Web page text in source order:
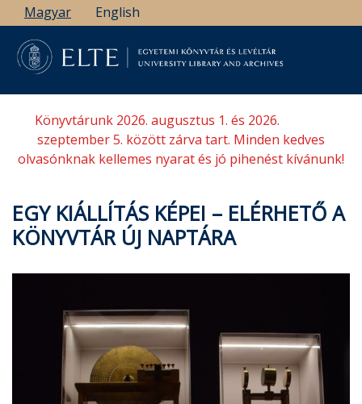
Ugrás
a
tartalomra
Magyar English
Könyvtárunk 2026. augusztus 1. és 2026.
szeptember 5. között zárva tart. Minden kedves
olvasónknak kellemes nyarat és jó pihenést kívánunk!
EGY KIÁLLÍTÁS KÉPEI – ELÉRHETŐ A
KÖNYVTÁR ÚJ NAPTÁRA